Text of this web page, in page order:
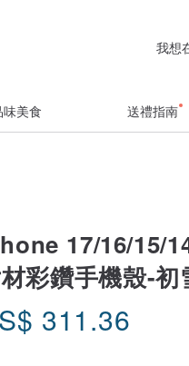
我想
味美食 送禮指南
17/16/15/
彩鑽手機殼-初
311.36